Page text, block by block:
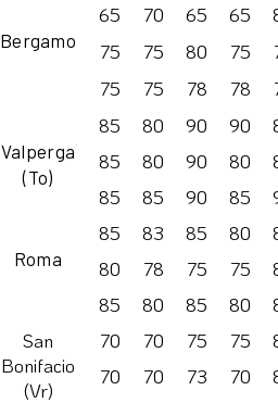
Bergamo
65 70 65 65
75
75 80 75
75
75 78 78
Valperga
(To)
85 80 90 90
85
80 90 80
85
85 90 85
Roma
85 83 85 80
80
78 75 75
85
80 85 80
San
Bonifacio
(Vr)
70 70 75 75
70
70 73 70